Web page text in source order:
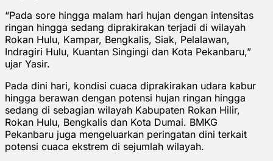
“Pada sore hingga malam hari hujan dengan intensitas
ringan hingga sedang diprakirakan terjadi di wilayah
Rokan Hulu, Kampar, Bengkalis, Siak, Pelalawan,
Indragiri Hulu, Kuantan Singingi dan Kota Pekanbaru,”
ujar Yasir.
Pada dini hari, kondisi cuaca diprakirakan udara kabur
hingga berawan dengan potensi hujan ringan hingga
sedang di sebagian wilayah Kabupaten Rokan Hilir,
Rokan Hulu, Bengkalis dan Kota Dumai. BMKG
Pekanbaru juga mengeluarkan peringatan dini terkait
potensi cuaca ekstrem di sejumlah wilayah.